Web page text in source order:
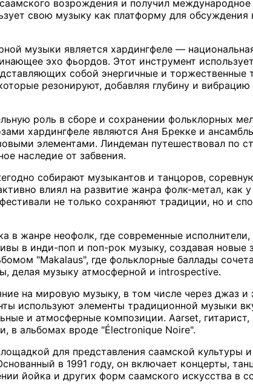
возрождения и получил
свою музыку как платформу для
музыки является хардингфеле —
эхо фьордов. Этот инструмент
собой энергичные и торжественные
резонируют, добавляя глубину и
роль в сборе и сохранении фольклорных
хардингфеле являются Аня Брекке и
элементами. Линдеман путешествовал по
наследие от забвения.
собирают музыкантов и танцоров,
влиял на развитие жанра фолк-метал, как
не только сохраняют традиции, но и
в жанре неофолк, где современные
в инди-поп и поп-рок музыку, создавая новые
"Makalaus", где фольклорные баллады
делая музыку атмосферной и introspective.
на мировую музыку, в том числе через джаз и
используют элементы традиционной музыки
и атмосферные композиции. Aarset,
в альбомах вроде "Électronique Noire".
для представления саамской культуры
в 1991 году, он включает концерты,
йойка и других форм саамского искусства в